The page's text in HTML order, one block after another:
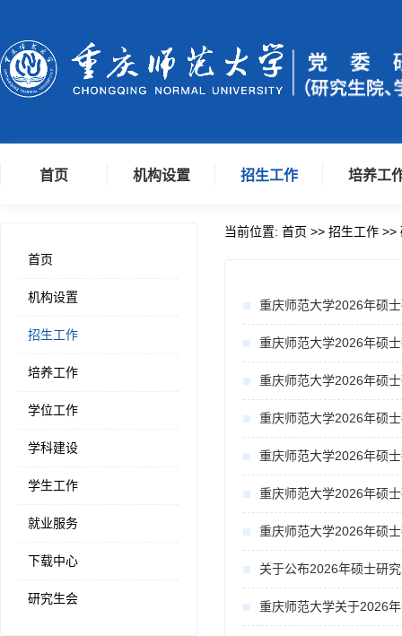
首页 机构设置 招生工作 培养工
首页
机构设置
招生工作
培养工作
学位工作
学科建设
学生工作
就业服务
下载中心
研究生会
当前位置: 首页 >> 招生工作 >>
重庆师范大学2026年硕
重庆师范大学2026年硕
重庆师范大学2026年硕
重庆师范大学2026年硕
重庆师范大学2026年硕
重庆师范大学2026年硕
重庆师范大学2026年硕
关于公布2026年硕士研
重庆师范大学关于2026